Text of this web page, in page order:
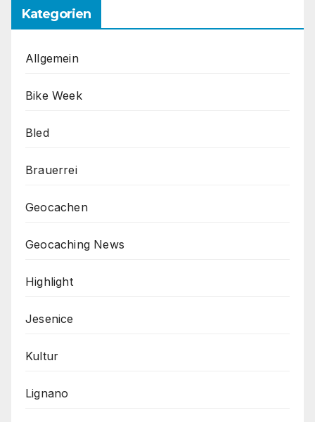
Kategorien
Allgemein
Bike Week
Bled
Brauerrei
Geocachen
Geocaching News
Highlight
Jesenice
Kultur
Lignano